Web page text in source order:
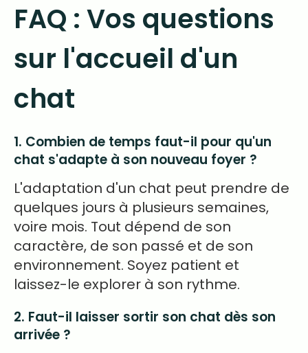
FAQ : Vos questions
sur l'accueil d'un
chat
1. Combien de temps faut-il pour qu'un
chat s'adapte à son nouveau foyer ?
L'adaptation d'un chat peut prendre de
quelques jours à plusieurs semaines,
voire mois. Tout dépend de son
caractère, de son passé et de son
environnement. Soyez patient et
laissez-le explorer à son rythme.
2. Faut-il laisser sortir son chat dès son
arrivée ?